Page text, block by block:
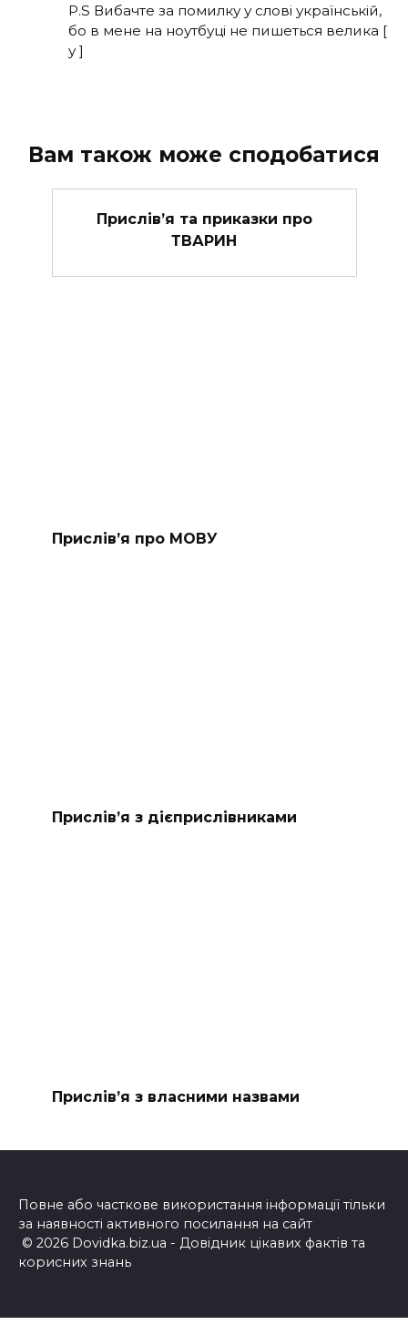
P.S Вибачте за помилку у слові українській,
бо в мене на ноутбуці не пишеться велика [
у ]
Вам також може сподобатися
Прислів’я та приказки про
ТВАРИН
Прислів’я про МОВУ
Прислів’я з дієприслівниками
Прислів’я з власними назвами
Повне або часткове використання інформації тільки
за наявності активного посилання на сайт
© 2026 Dovidka.biz.ua - Довідник цікавих фактів та
корисних знань